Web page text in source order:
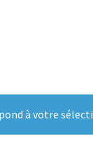
à votre